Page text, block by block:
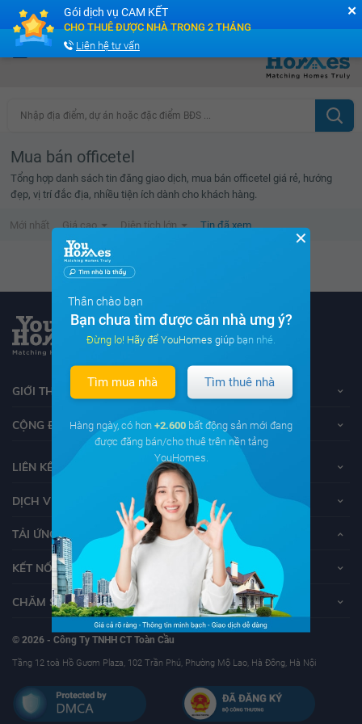
Cộng đồng Môi giới bPRO
Nhập địa điểm, dự án hoặc đặc điểm BĐS ...
Mua bán officetel
Tổng hợp danh sách tin đăng giao dịch, mua bán officetel giá rẻ, hướng
đẹp, vị trí đắc địa, nhiều tiện ích dành cho khách hàng.
Mới nhất Giá cao Diện tích lớn Tin đã xem
Danh sách tin đã xem trống
GIỚI THIỆU VỀ YOUHOMES
CỘNG ĐỒNG YOUHOMERS
LIÊN KẾT
DỊCH VỤ KHÁCH HÀNG
TẢI ỨNG DỤNG YOUHOMES
KẾT NỐI VỚI YOUHOMES
CHĂM SÓC KHÁCH HÀNG
© 2026 - Công Ty TNHH CT Toàn Cầu
Tầng 12 toà Hồ Gươm Plaza, 102 Trần Phú, Phường Mộ Lao, Hà Đông, Hà Nội
✕
Thân chào bạn
Bạn chưa tìm được căn nhà ưng ý?
Đừng lo! Hãy để YouHomes giúp bạn nhé.
Tìm mua nhà Tìm thuê nhà
Hàng ngày, có hơn +2.600 bất động sản mới đang
được đăng bán/cho thuê trên nền tảng
YouHomes.
✕
Gói dịch vụ CAM KẾT
CHO THUÊ ĐƯỢC NHÀ TRONG 2 THÁNG
Liên hệ tư vấn